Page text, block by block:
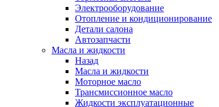
Электрооборудование
Отопление и кондиционирование
Детали салона
Автозапчасти
Масла и жидкости
Назад
Масла и жидкости
Моторное масло
Трансмиссионное масло
Жидкости эксплуатационные